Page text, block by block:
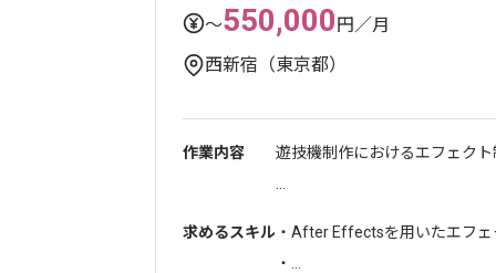
〜550,000円／月
西新宿（東京都）
作業内容
遊技機制作におけるエフェク
求めるスキル ・After Effectsを用いたエフ
・...